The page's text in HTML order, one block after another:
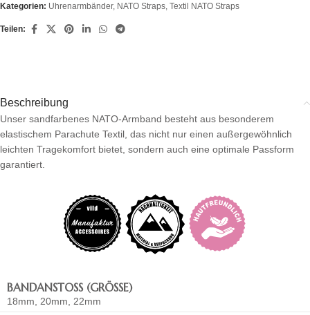
Kategorien: Uhrenarmbänder, NATO Straps, Textil NATO Straps
Teilen:
Beschreibung
Unser sandfarbenes NATO-Armband besteht aus besonderem
elastischem Parachute Textil, das nicht nur einen außergewöhnlich
leichten Tragekomfort bietet, sondern auch eine optimale Passform
garantiert.
BANDANSTOSS (GRÖSSE)
18mm, 20mm, 22mm